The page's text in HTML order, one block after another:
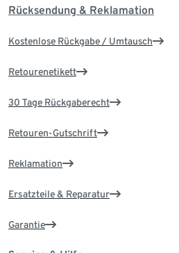
Rücksendung & Reklamation
Kostenlose Rückgabe / Umtausch
Retourenetikett
30 Tage Rückgaberecht
Retouren-Gutschrift
Reklamation
Ersatzteile & Reparatur
Garantie